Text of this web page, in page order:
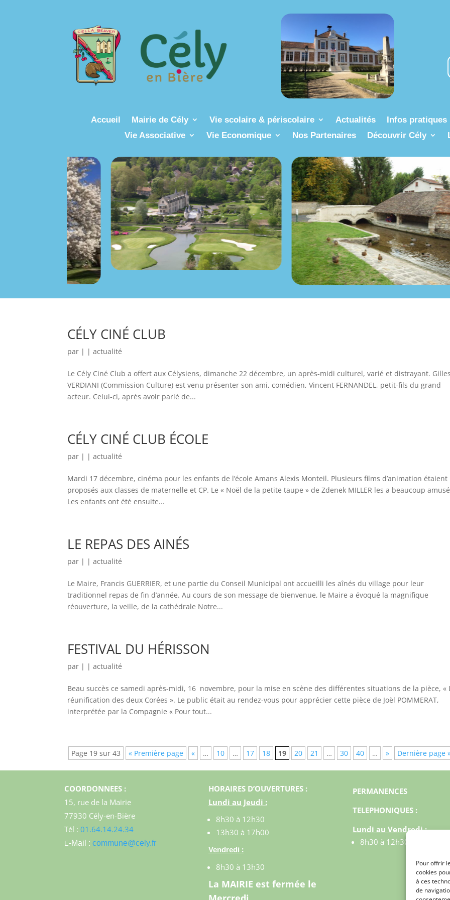
Pour offrir
cookies
à ces
de
Accueil Mairie de Cély Vie scolaire & périscolaire Actualités
Infos pratiques
Vie Associative
Vie Economique Nos Partenaires Découvrir Cély
CÉLY CINÉ CLUB
par | |actualité
Le Cély Ciné Club a offert aux Célysiens, dimanche 22 décembre, un après-midi culturel, varié et distrayant.
VERDIANI (Commission Culture) est venu présenter son ami, comédien, Vincent FERNANDEL, petit-fils du grand
acteur. Celui-ci, après avoir parlé de...
CÉLY CINÉ CLUB ÉCOLE
par | |actualité
Mardi 17 décembre, cinéma pour les enfants de l’école Amans Alexis Monteil. Plusieurs films d’animation étaient
proposés aux classes de maternelle et CP. Le « Noël de la petite taupe » de Zdenek MILLER les a beaucoup
Les enfants ont été ensuite...
LE REPAS DES AINÉS
par | |actualité
Le Maire, Francis GUERRIER, et une partie du Conseil Municipal ont accueilli les aînés du village pour leur
traditionnel repas de fin d’année. Au cours de son message de bienvenue, le Maire a évoqué la magnifique
réouverture, la veille, de la cathédrale Notre...
FESTIVAL DU HÉRISSON
par | |actualité
Beau succès ce samedi après-midi, 16 novembre, pour la mise en scène des différentes situations de la pièce, «
réunification des deux Corées ». Le public était au rendez-vous pour apprécier cette pièce de Joël POMMERAT,
interprétée par la Compagnie « Pour tout...
Page 19 sur 43 « Première page « … 10 … 17 18 19 20 21 … 30 40 … » Dernière page
COORDONNEES :
15, rue de la Mairie
77930 Cély-en-Bière
Tél : 01.64.14.24.34
E-Mail : commune@cely.fr
HORAIRES D’OUVERTURES :
Lundi au Jeudi :
8h30 à 12h30
13h30 à 17h00
Vendredi :
8h30 à 13h30
La MAIRIE est fermée le
PERMANENCES
TELEPHONIQUES :
Lundi au Vendredi :
8h30 à 12h30